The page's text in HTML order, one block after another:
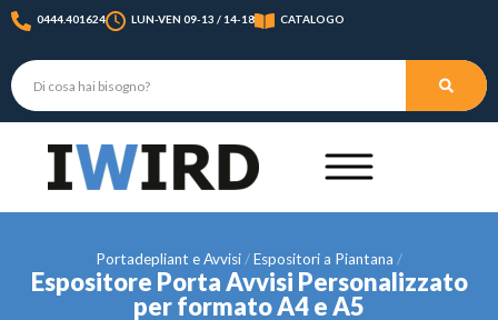
0444.401624 LUN-VEN 09-13 / 14-18 CATALOGO
Portadepliant e Avvisi Espositori a Piantana
Espositore Porta Avvisi Personalizzato
per formato A4 e A5